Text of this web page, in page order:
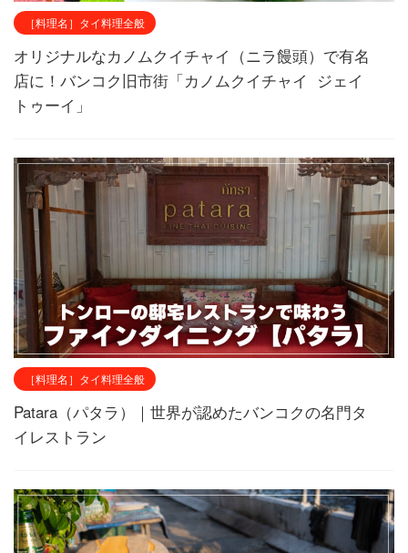
［料理名］タイ料理全般
オリジナルなカノムクイチャイ（ニラ饅頭）で有名
店に！バンコク旧市街「カノムクイチャイ ジェイ
トゥーイ」
［料理名］タイ料理全般
Patara（パタラ）｜世界が認めたバンコクの名門タ
イレストラン